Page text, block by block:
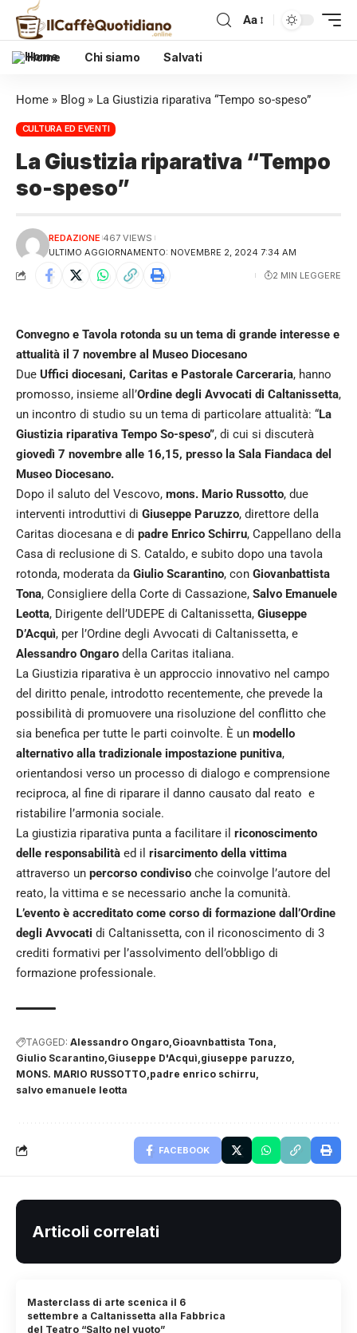
Aa
Home Chi siamo Salvati
Home » Blog » La Giustizia riparativa “Tempo so-speso”
CULTURA ED EVENTI
La Giustizia riparativa “Tempo
so-speso”
ULTIMO AGGIORNAMENTO: NOVEMBRE 2, 2024 7:34 AM
REDAZIONE 467 VIEWS
2 MIN LEGGERE
Convegno e Tavola rotonda su un tema di grande interesse e
attualità il 7 novembre al Museo Diocesano
Due Uffici diocesani, Caritas e Pastorale Carceraria, hanno
promosso, insieme all’Ordine degli Avvocati di Caltanissetta,
un incontro di studio su un tema di particolare attualità: “La
Giustizia riparativa Tempo So-speso”, di cui si discuterà
giovedì 7 novembre alle 16,15, presso la Sala Fiandaca del
Museo Diocesano.
Dopo il saluto del Vescovo, mons. Mario Russotto, due
interventi introduttivi di Giuseppe Paruzzo, direttore della
Caritas diocesana e di padre Enrico Schirru, Cappellano della
Casa di reclusione di S. Cataldo, e subito dopo una tavola
rotonda, moderata da Giulio Scarantino, con Giovanbattista
Tona, Consigliere della Corte di Cassazione, Salvo Emanuele
Leotta, Dirigente dell’UDEPE di Caltanissetta, Giuseppe
D’Acquì, per l’Ordine degli Avvocati di Caltanissetta, e
Alessandro Ongaro della Caritas italiana.
La Giustizia riparativa è un approccio innovativo nel campo
del diritto penale, introdotto recentemente, che prevede la
possibilità di promuovere una risoluzione del conflitto che
sia benefica per tutte le parti coinvolte. È un modello
alternativo alla tradizionale impostazione punitiva,
orientandosi verso un processo di dialogo e comprensione
reciproca, al fine di riparare il danno causato dal reato e
ristabilire l’armonia sociale.
La giustizia riparativa punta a facilitare il riconoscimento
delle responsabilità ed il risarcimento della vittima
attraverso un percorso condiviso che coinvolge l’autore del
reato, la vittima e se necessario anche la comunità.
L’evento è accreditato come corso di formazione dall’Ordine
degli Avvocati di Caltanissetta, con il riconoscimento di 3
crediti formativi per l’assolvimento dell’obbligo di
formazione professionale.
TAGGED: Alessandro Ongaro Gioavnbattista Tona
Giulio Scarantino Giuseppe D'Acquì giuseppe paruzzo
MONS. MARIO RUSSOTTO padre enrico schirru
salvo emanuele leotta
FACEBOOK
Articoli correlati
Masterclass di arte scenica il 6
settembre a Caltanissetta alla Fabbrica
del Teatro “Salto nel vuoto”